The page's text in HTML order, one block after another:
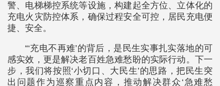
警、电梯梯控系统等设施，构建起全方位、立体化的
充电火灾防控体系，确保过程安全可控，居民充电便
捷、安全。
“‘充电不再难’的背后，是民生实事扎实落地的可
感实效，更是解决老百姓急难愁盼的实际行动。下一
步，我们将按照‘小切口、大民生’的思路，把民生突
出问题作为巡察重点内容，推动解决群众‘急难愁